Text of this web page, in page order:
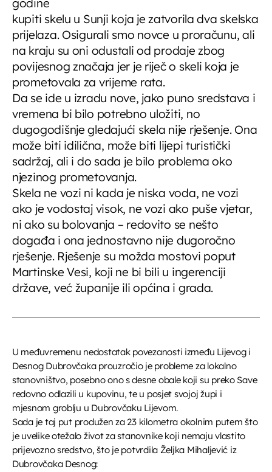
godine
kupiti skelu u Sunji koja je zatvorila dva skelska
prijelaza. Osigurali smo novce u proračunu, ali
na kraju su oni odustali od prodaje zbog
povijesnog značaja jer je riječ o skeli koja je
prometovala za vrijeme rata.
Da se ide u izradu nove, jako puno sredstava i
vremena bi bilo potrebno uložiti, no
dugogodišnje gledajući skela nije rješenje. Ona
može biti idilična, može biti lijepi turistički
sadržaj, ali i do sada je bilo problema oko
njezinog prometovanja.
Skela ne vozi ni kada je niska voda, ne vozi
ako je vodostaj visok, ne vozi ako puše vjetar,
ni ako su bolovanja – redovito se nešto
događa i ona jednostavno nije dugoročno
rješenje. Rješenje su možda mostovi poput
Martinske Vesi, koji ne bi bili u ingerenciji
države, već županije ili općina i grada.
U međuvremenu nedostatak povezanosti između Lijevog i
Desnog Dubrovčaka prouzročio je probleme za lokalno
stanovništvo, posebno ono s desne obale koji su preko Save
redovno odlazili u kupovinu, te u posjet svojoj župi i
mjesnom groblju u Dubrovčaku Lijevom.
Sada je taj put produžen za 23 kilometra okolnim putem što
je uvelike otežalo život za stanovnike koji nemaju vlastito
prijevozno sredstvo, što je potvrdila Željka Mihaljević iz
Dubrovčaka Desnog: